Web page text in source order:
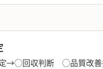
→◯回収判断 ◯品質改